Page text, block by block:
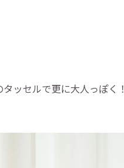
ッセルで更に大人っぽく！